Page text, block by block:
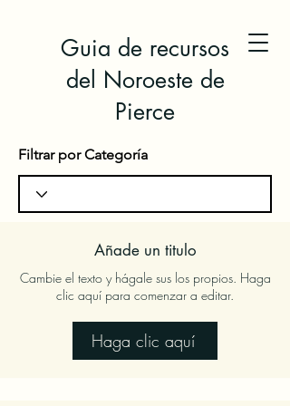
Guia de recursos
del Noroeste de
Pierce
Filtrar por Categoría
Añade un titulo
Cambie el texto y hágale sus los propios. Haga
clic aquí para comenzar a editar.
Haga clic aquí